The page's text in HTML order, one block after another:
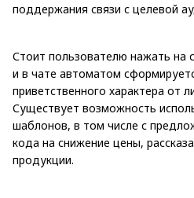
поддержания связи с целевой
Стоит пользователю нажать на
и в чате автоматом
приветственного характера от
Существует возможность
шаблонов, в том числе с
кода на снижение цены,
продукции.